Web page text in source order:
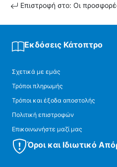
Επιστροφή στο: Οι
Εκδόσεις Κάτοπτρο
Σχετικά με εμάς
Τρόποι πληρωμής
Τρόποι και έξοδα αποστολής
Πολιτική επιστροφών
Επικοινωνήστε μαζί μας
Όροι και Ιδιωτικό